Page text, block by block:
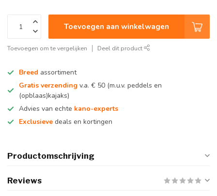
Toevoegen aan winkelwagen
Toevoegen om te vergelijken Deel dit product
Breed assortiment
Gratis verzending v.a. € 50 (m.u.v. peddels en
(opblaas)kajaks)
Advies van echte kano-experts
Exclusieve deals en kortingen
Productomschrijving
Reviews